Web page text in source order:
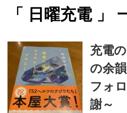
「 日曜充電 」
充電
の余
フォ
謝～